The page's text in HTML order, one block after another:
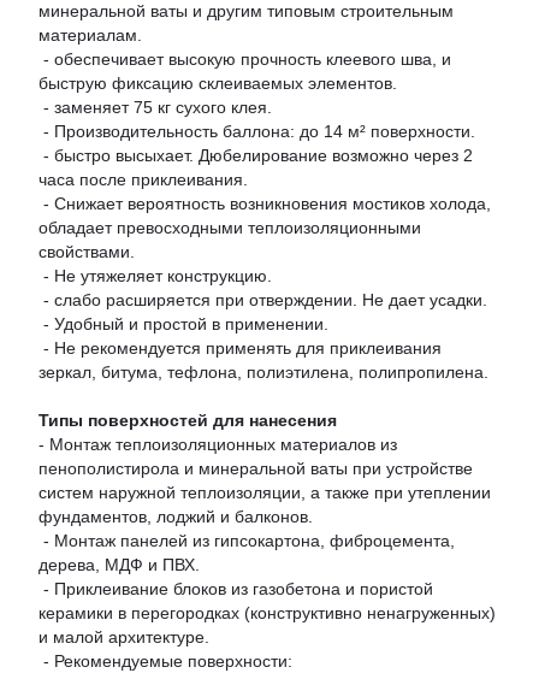
минеральной ваты и другим типовым строительным
материалам.
- обеспечивает высокую прочность клеевого шва, и
быструю фиксацию склеиваемых элементов.
- заменяет 75 кг сухого клея.
- Производительность баллона: до 14 м² поверхности.
- быстро высыхает. Дюбелирование возможно через 2
часа после приклеивания.
- Снижает вероятность возникновения мостиков холода,
обладает превосходными теплоизоляционными
свойствами.
- Не утяжеляет конструкцию.
- слабо расширяется при отверждении. Не дает усадки.
- Удобный и простой в применении.
- Не рекомендуется применять для приклеивания
зеркал, битума, тефлона, полиэтилена, полипропилена.
Типы поверхностей для нанесения
- Монтаж теплоизоляционных материалов из
пенополистирола и минеральной ваты при устройстве
систем наружной теплоизоляции, а также при утеплении
фундаментов, лоджий и балконов.
- Монтаж панелей из гипсокартона, фиброцемента,
дерева, МДФ и ПВХ.
- Приклеивание блоков из газобетона и пористой
керамики в перегородках (конструктивно ненагруженных)
и малой архитектуре.
- Рекомендуемые поверхности: